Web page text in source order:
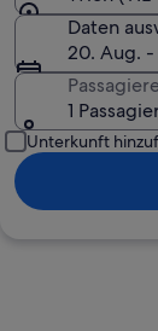
Daten
20. Aug. -
1
Unterkunft